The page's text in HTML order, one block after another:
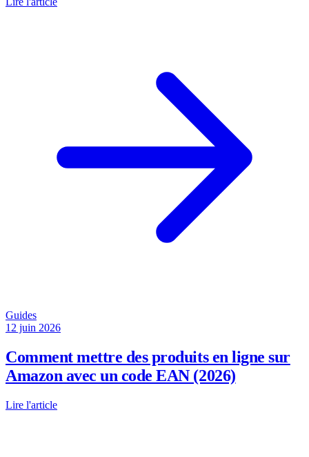
Guides
12 juin 2026
Comment mettre des produits en ligne sur
Amazon avec un code EAN (2026)
Lire l'article